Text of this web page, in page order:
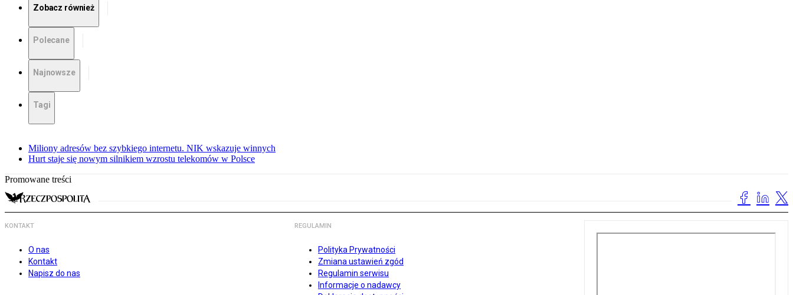
Zobacz również
Polecane
Najnowsze
Tagi
Miliony adresów bez szybkiego internetu. NIK wskazuje winnych
Hurt staje się nowym silnikiem wzrostu telekomów w Polsce
Promowane treści
KONTAKT
O nas
Kontakt
Napisz do nas
REGULAMIN
Polityka Prywatności
Zmiana ustawień zgód
Regulamin serwisu
Informacje o nadawcy